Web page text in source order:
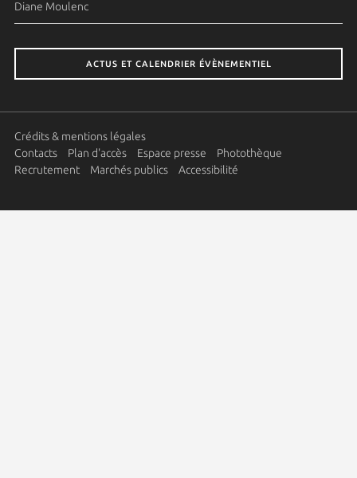
Diane Moulenc
ACTUS ET CALENDRIER ÉVÈNEMENTIEL
Crédits & mentions légales
Contacts
Plan d'accès Espace presse
Photothèque
Recrutement
Marchés publics Accessibilité